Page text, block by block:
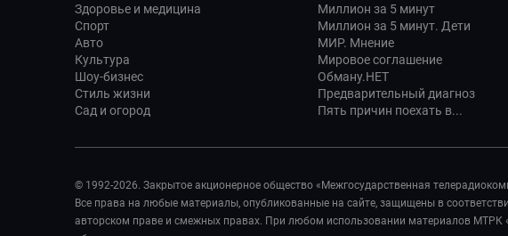
Здоровье и медицина
Спорт
Авто
Культура
Шоу-бизнес
Стиль жизни
Сад и огород
Миллион за 5 минут
Миллион за 5 минут. Дети
МИР. Мнение
Мировое соглашение
Обману.НЕТ
Предварительный диагноз
Пять причин поехать в...
© 1992-2026. Закрытое акционерное общество «Межгосударственная
Все права на любые материалы, опубликованные на сайте, защищены в
авторском праве и смежных правах. При любом использовании материалов МТРК